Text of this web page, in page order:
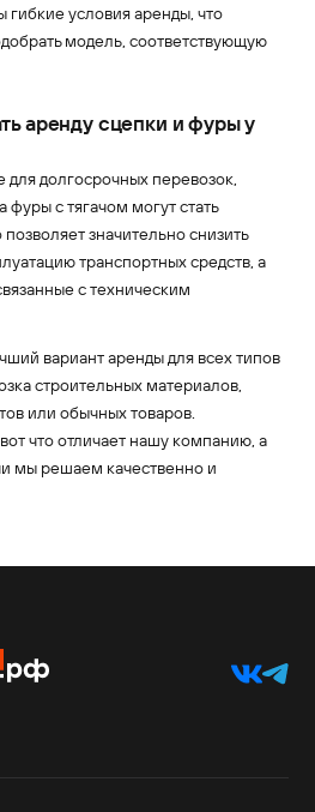
условия аренды, что
модель, соответствующую
аренду сцепки и фуры у
долгосрочных перевозок,
с тягачом могут стать
значительно снизить
транспортных средств, а
с техническим
вариант аренды для всех типов
строительных материалов,
или обычных товаров.
что отличает нашу компанию, а
мы решаем качественно и